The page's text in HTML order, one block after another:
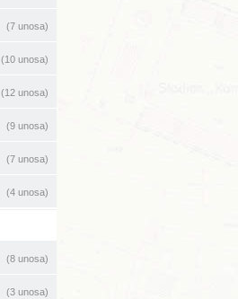
(7 unosa)
(10 unosa)
(12 unosa)
(9 unosa)
(7 unosa)
(4 unosa)
(8 unosa)
(3 unosa)